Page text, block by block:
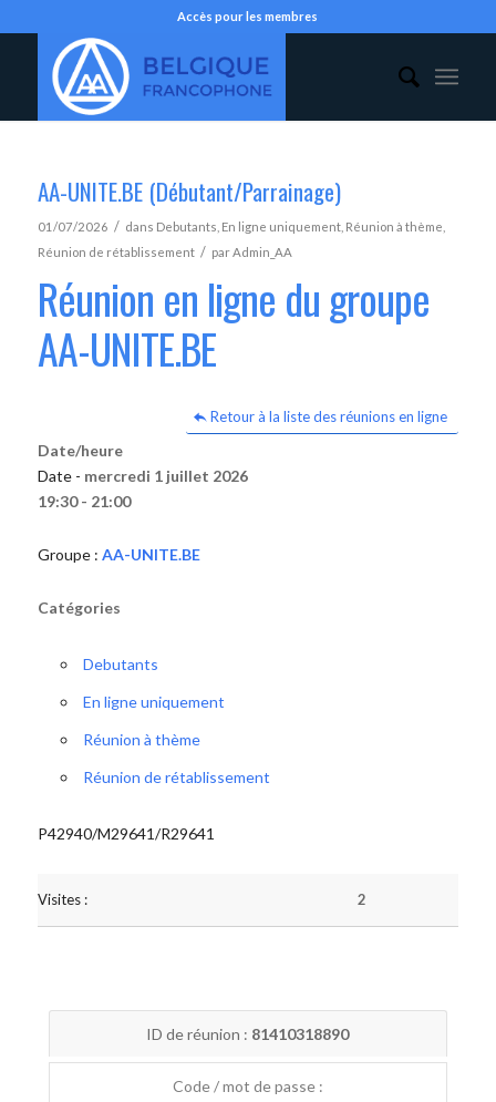
Accès pour les membres
AA-UNITE.BE (Débutant/Parrainage)
01/07/2026 / dans Debutants En ligne uniquement, Réunion à thème
Réunion de rétablissement / parAdmin_AA
Réunion en ligne du groupe
AA-UNITE.BE
Retour à la liste des réunions en ligne
Date/heure
Date - mercredi 1 juillet 2026
19:30 - 21:00
Groupe : AA-UNITE.BE
Catégories
Debutants
En ligne uniquement
Réunion à thème
Réunion de rétablissement
P42940/M29641/R29641
Visites : 2
ID de réunion : 81410318890
Code / mot de passe :